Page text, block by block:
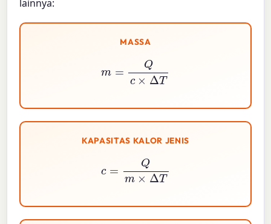
lainnya:
MASSA
×Δ
KAPASITAS KALOR JENIS
×Δ